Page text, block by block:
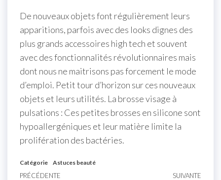
De nouveaux objets font régulièrement leurs
apparitions, parfois avec des looks dignes des
plus grands accessoires high tech et souvent
avec des fonctionnalités révolutionnaires mais
dont nous ne maitrisons pas forcement le mode
d’emploi. Petit tour d’horizon sur ces nouveaux
objets et leurs utilités. La brosse visage à
pulsations : Ces petites brosses en silicone sont
hypoallergéniques et leur matière limite la
prolifération des bactéries.
Catégorie Astuces beauté
PRÉCÉDENTE SUIVANTE